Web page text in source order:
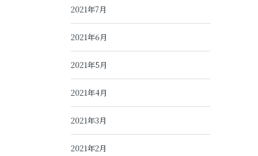
2021年7月
2021年6月
2021年5月
2021年4月
2021年3月
2021年2月